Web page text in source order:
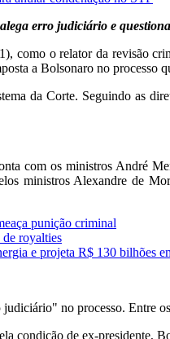
erro judiciário e
como o relator da revisão
a Bolsonaro no processo
da Corte. Seguindo as
com os ministros André
ministros Alexandre de
punição criminal
royalties
e projeta R$ 130 bilhões
no processo. Entre
condição de ex-presidente,